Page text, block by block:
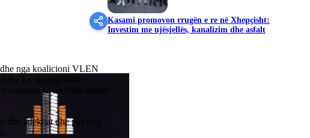
nga koalicioni VLEN
ka nëpërkëmbur
balancuesit në fillim duhet
adekuat dhe pas asaj
Kasami promovon rrugën e re në Xhepçisht:
Investim me ujësjellës, kanalizim dhe asfalt